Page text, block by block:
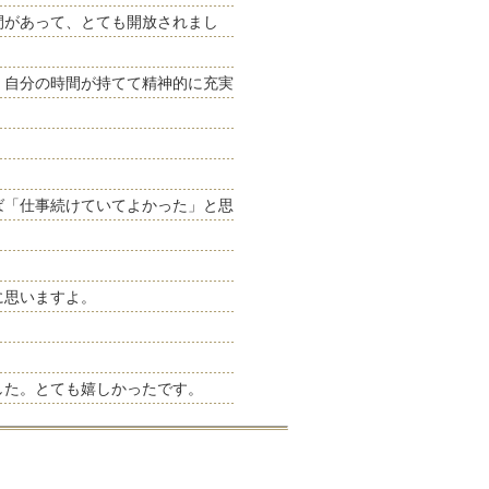
あって、とても開放されまし
分の時間が持てて精神的に充実
仕事続けていてよかった」と思
いますよ。
。とても嬉しかったです。